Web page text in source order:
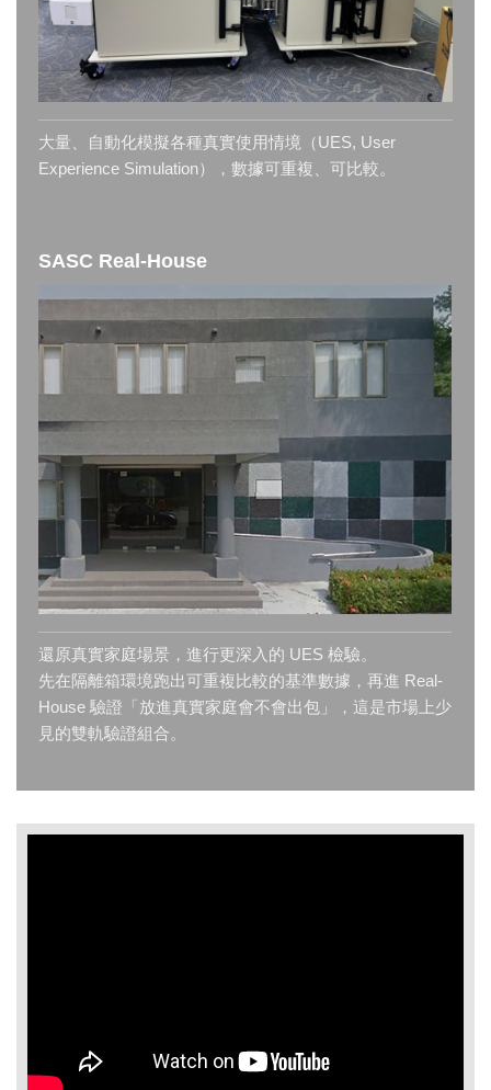
大量、自動化模擬各種真實使用情境（UES, User
Experience Simulation），數據可重複、可比較。
SASC Real-House
還原真實家庭場景，進行更深入的 UES 檢驗。
先在隔離箱環境跑出可重複比較的基準數據，再進 Real-
House 驗證「放進真實家庭會不會出包」，這是市場上少
見的雙軌驗證組合。